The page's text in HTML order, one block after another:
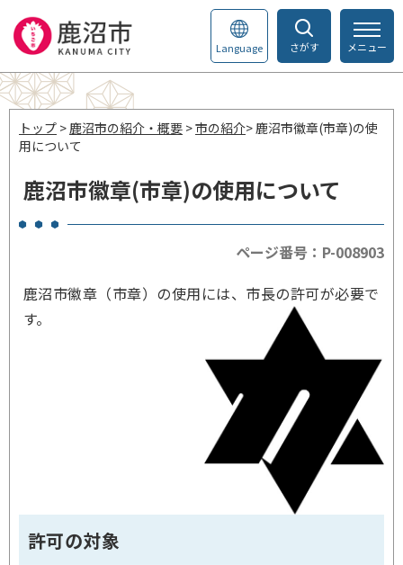
さがす
Language メニュー
トップ >鹿沼市の紹介・概要 >市の紹介> 鹿沼市徽章(市章)の使
用について
鹿沼市徽章(市章)の使用について
ページ番号：P-008903
鹿沼市徽章（市章）の使用には、市長の許可が必要で
す。
許可の対象